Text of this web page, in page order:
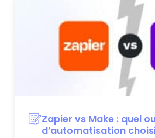
Zapier vs Make : quel
d’automatisation